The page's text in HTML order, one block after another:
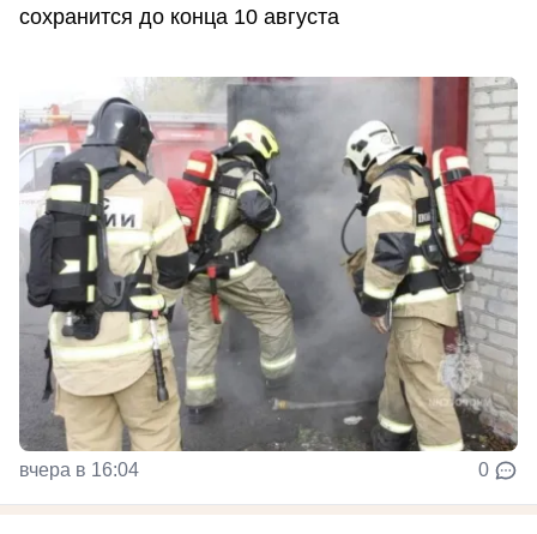
сохранится до конца 10 августа
вчера в 16:04 0